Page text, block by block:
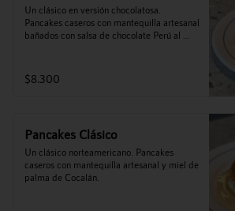
Un clásico en versión chocolatosa.
Pancakes caseros con mantequilla artesanal
bañados con salsa de chocolate Perú al
$8.300
Pancakes Clásico
Un clásico norteamericano. Pancakes
caseros con mantequilla artesanal y miel de
palma de Cocalán.